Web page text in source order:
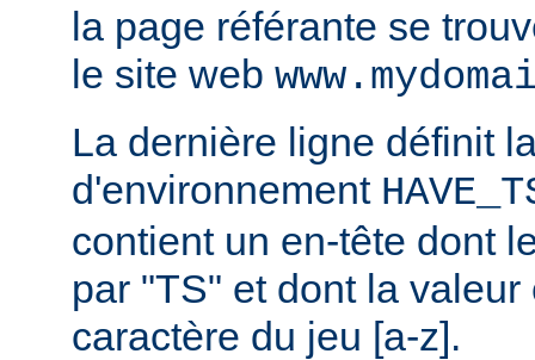
la page référante se
le site web
La dernière ligne définit
d'environnement
contient un en-tête dont
par "TS" et dont la
caractère du jeu [a-z].